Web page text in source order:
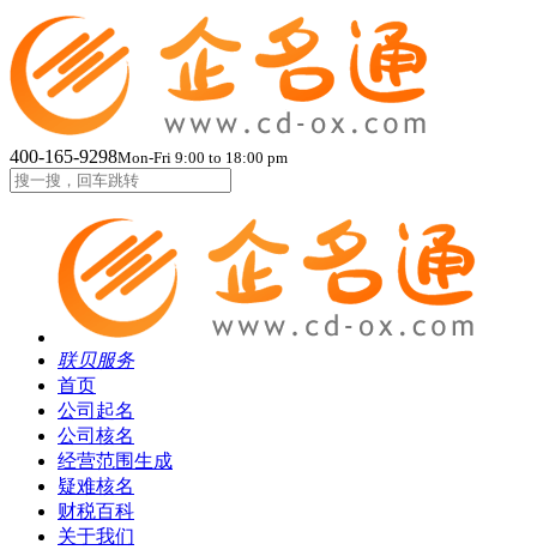
400-165-9298Mon-Fri 9:00 to 18:00 pm
联贝服务
首页
公司起名
公司核名
经营范围生成
疑难核名
财税百科
关于我们